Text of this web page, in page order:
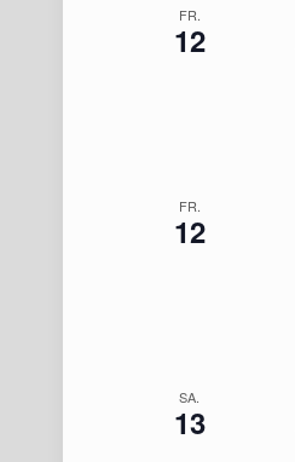
FR.
12
FR.
12
SA.
13